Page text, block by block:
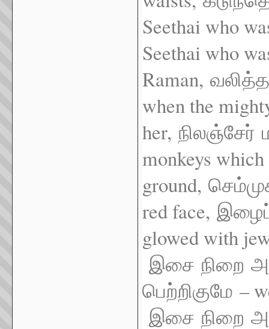
Seethai who
Seethai who
Raman,
when the
her, நிலஞ்சேர்
monkeys
ground,
red face,
glowed with
இசை நிறை
பெற்றிகுமே –
இசை நிறை